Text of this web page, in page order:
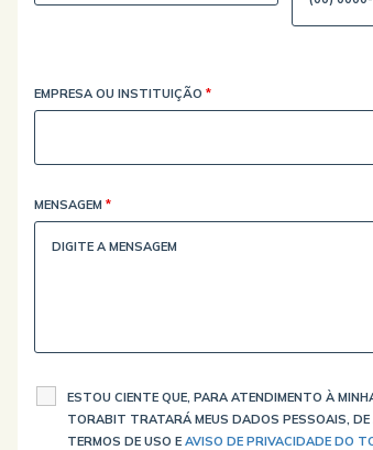
EMPRESA OU INSTITUIÇÃO *
MENSAGEM *
ESTOU CIENTE QUE, PARA ATENDIMENTO À
TORABIT TRATARÁ MEUS DADOS PESSOAIS, DE
TERMOS DE USO E AVISO DE PRIVACIDADE DO